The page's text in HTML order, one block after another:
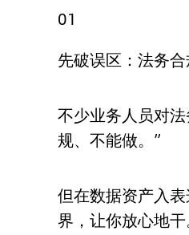
01
先破误区：法务
不少业务人员对
规、不能做。”
但在数据资产入
界，让你放心地干